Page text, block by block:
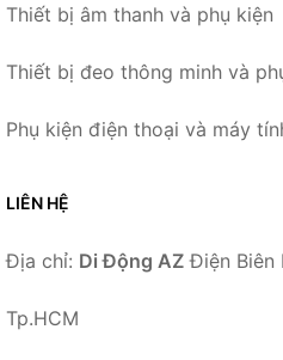
Thiết bị âm thanh và phụ kiện
Thiết bị đeo thông minh và
Phụ kiện điện thoại và máy
LIÊN HỆ
Địa chỉ: Di Động AZ Điện Biên
Tp.HCM